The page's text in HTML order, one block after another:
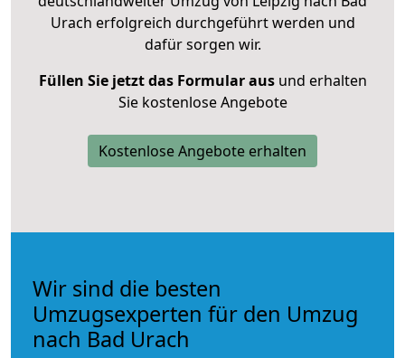
Urach erfolgreich durchgeführt werden und
dafür sorgen wir.
Füllen Sie jetzt das Formular ausund erhalten
Sie kostenlose Angebote
Kostenlose Angebote erhalten
Wir sind die besten
Umzugsexperten für den Umzug
nach Bad Urach